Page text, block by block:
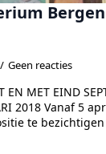
Geen reacties
EN MET EIND
2018 Vanaf 5
te